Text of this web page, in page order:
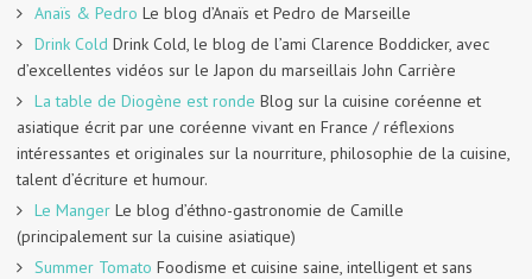
Anaïs & Pedro Le blog d’Anaïs et Pedro de Marseille
Drink Cold Drink Cold, le blog de l’ami Clarence Boddicker, avec
d’excellentes vidéos sur le Japon du marseillais John Carrière
La table de Diogène est ronde Blog sur la cuisine coréenne et
asiatique écrit par une coréenne vivant en France / réflexions
intéressantes et originales sur la nourriture, philosophie de la cuisine,
talent d’écriture et humour.
Le Manger Le blog d’éthno-gastronomie de Camille
(principalement sur la cuisine asiatique)
Summer Tomato Foodisme et cuisine saine, intelligent et sans